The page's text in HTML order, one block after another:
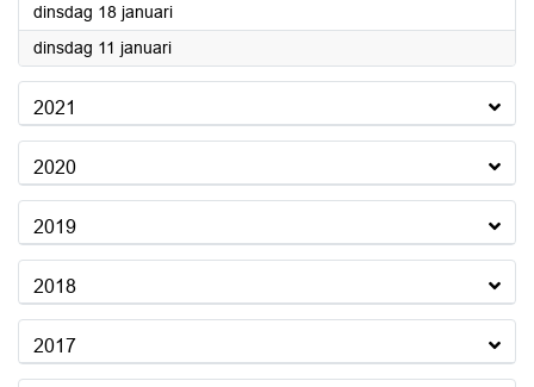
dinsdag 18 januari2022
dinsdag 11 januari2022
2021
2020
2019
2018
2017